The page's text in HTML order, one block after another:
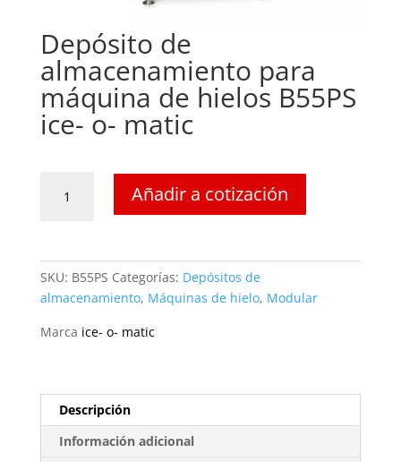
Depósito de
almacenamiento para
máquina de hielos B55PS
ice- o- matic
máquina
de
hielos
B55PS
cantidad
Añadir a cotización
SKU: B55PS Categorías: Depósitos de
almacenamiento, Máquinas de hielo, Modular
Marca ice- o- matic
Descripción
Información adicional